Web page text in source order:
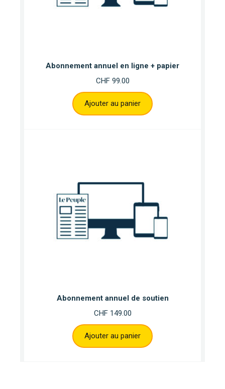
Abonnement annuel en ligne + papier
CHF99.00
Ajouter au panier
Abonnement annuel de soutien
CHF149.00
Ajouter au panier